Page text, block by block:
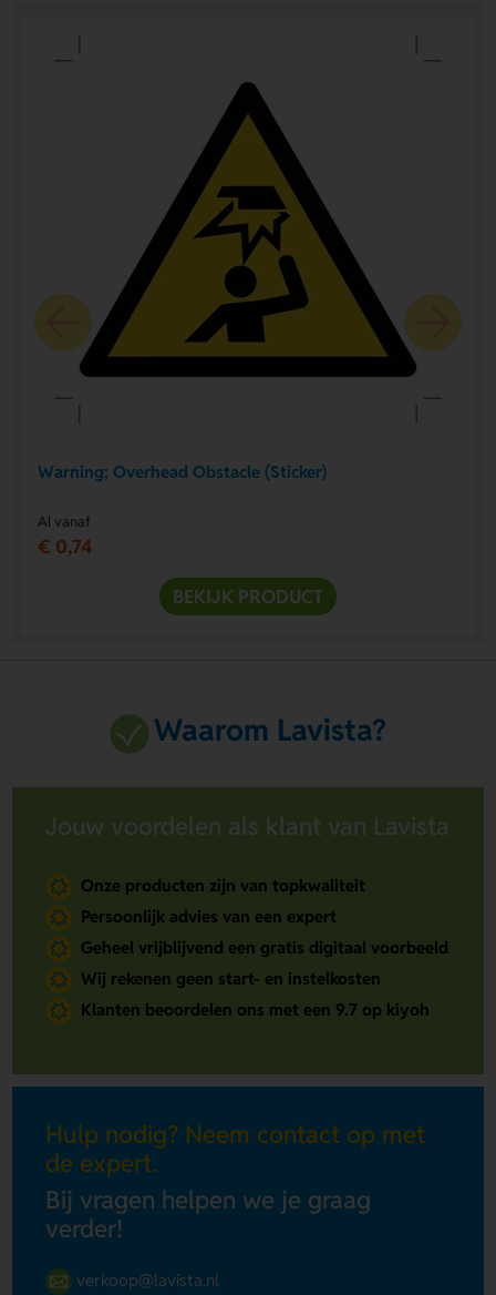
Warning; Overhead Obstacle (Sticker)
Al vanaf
€ 0,74
BEKIJK PRODUCT
Waarom Lavista?
Jouw voordelen als klant van Lavista
Onze producten zijn van topkwaliteit
Persoonlijk advies van een expert
Geheel vrijblijvend een gratis digitaal voorbeeld
Wij rekenen geen start- en instelkosten
Klanten beoordelen ons met een 9.7 op kiyoh
Hulp nodig? Neem contact op met
de expert.
Bij vragen helpen we je graag
verder!
verkoop@lavista.nl